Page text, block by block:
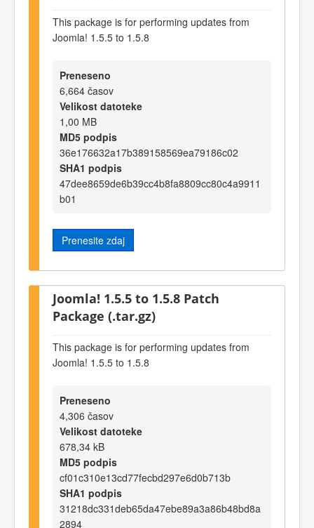
This package is for performing updates from
Joomla! 1.5.5 to 1.5.8
Preneseno
6,664 časov
Velikost datoteke
1,00 MB
MD5 podpis
36e176632a17b389158569ea79186c02
SHA1 podpis
47dee8659de6b39cc4b8fa8809cc80c4a9911
b01
Prenesite zdaj
Joomla! 1.5.5 to 1.5.8 Patch
Package (.tar.gz)
This package is for performing updates from
Joomla! 1.5.5 to 1.5.8
Preneseno
4,306 časov
Velikost datoteke
678,34 kB
MD5 podpis
cf01c310e13cd77fecbd297e6d0b713b
SHA1 podpis
31218dc331deb65da47ebe89a3a86b48bd8a
2894